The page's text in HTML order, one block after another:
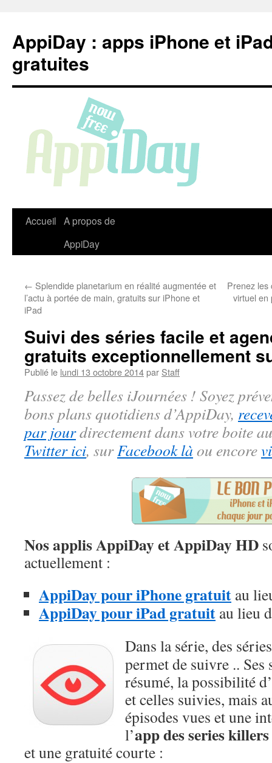
contenu
AppiDay : apps iPhone et
gratuites
Accueil A propos de
AppiDay
← Splendide planetarium en réalité augmentée et
l’actu à portée de main, gratuits sur iPhone et
iPad
Prenez les
virtuel en
Suivi des séries facile et
gratuits exceptionnellement
Publié le lundi 13 octobre 2014par Staff
Passez de belles iJournées ! Soyez
bons plans quotidiens d’AppiDay,
par jourdirectement dans votre boite
Twitter ici, surFacebook là ou encore
Nos applis AppiDay et AppiDay HD
actuellement :
AppiDay pour iPhone gratuit au
AppiDay pour iPad gratuit au lieu
Dans la série, des
permet de suivre .. Ses
résumé, la possibilité
et celles suivies, mais
épisodes vues et une
l’app des series killers
et une gratuité courte :